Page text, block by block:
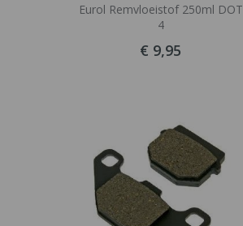
Eurol Remvloeistof 250ml DOT
4
€ 9,95